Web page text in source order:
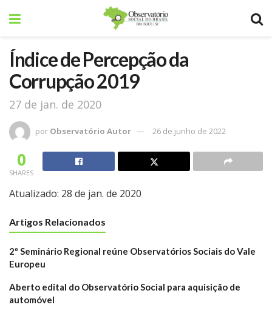
Índice de Percepção da
Corrupção 2019
27 de jan. de 2020
por Observatório Autor 26 de junho de 2022
0
SHARES
Atualizado: 28 de jan. de 2020
Artigos Relacionados
2º Seminário Regional reúne Observatórios Sociais do Vale
Europeu
Aberto edital do Observatório Social para aquisição de
automóvel